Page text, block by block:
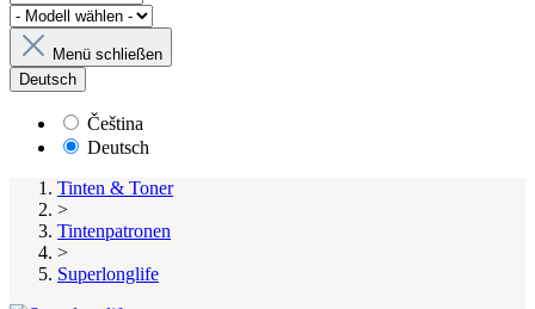
Menü schließen
Deutsch
Čeština
Deutsch
Tinten & Toner
>
Tintenpatronen
>
Superlonglife